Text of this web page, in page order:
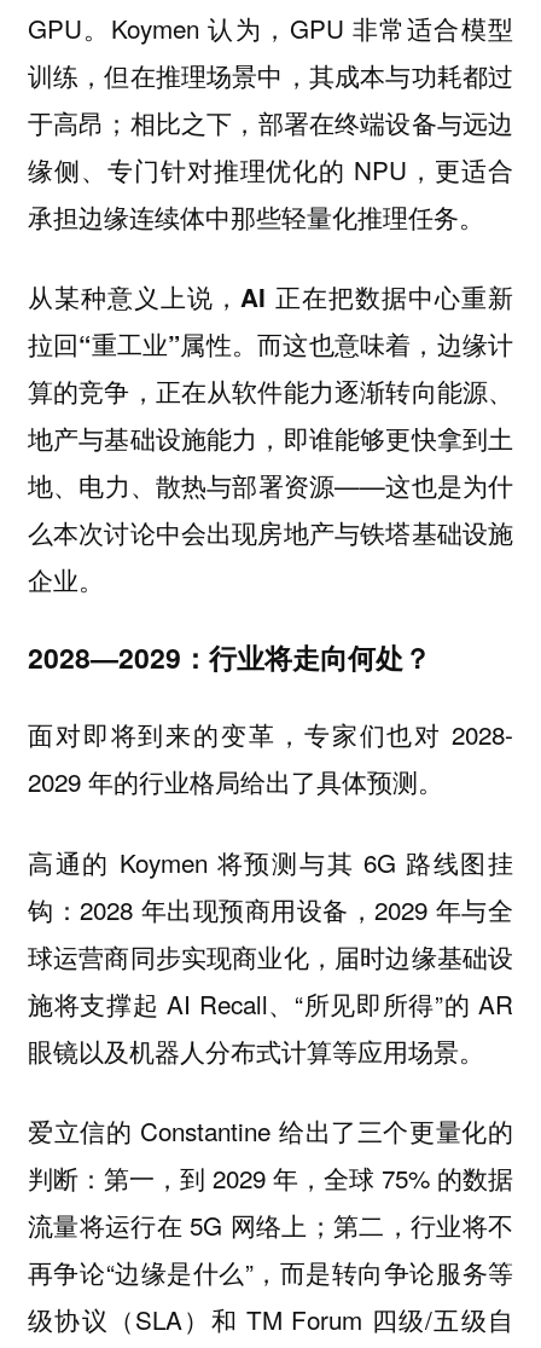
GPU。Koymen 认为，GPU 非常适合模型
训练，但在推理场景中，其成本与功耗都过
于高昂；相比之下，部署在终端设备与远边
缘侧、专门针对推理优化的 NPU，更适合
承担边缘连续体中那些轻量化推理任务。
从某种意义上说，AI 正在把数据中心重新
拉回“重工业”属性。而这也意味着，边缘计
算的竞争，正在从软件能力逐渐转向能源、
地产与基础设施能力，即谁能够更快拿到土
地、电力、散热与部署资源——这也是为什
么本次讨论中会出现房地产与铁塔基础设施
企业。
2028—2029：行业将走向何处？
面对即将到来的变革，专家们也对 2028-
2029 年的行业格局给出了具体预测。
高通的 Koymen 将预测与其 6G 路线图挂
钩：2028 年出现预商用设备，2029 年与全
球运营商同步实现商业化，届时边缘基础设
施将支撑起 AI Recall、“所见即所得”的 AR
眼镜以及机器人分布式计算等应用场景。
爱立信的 Constantine 给出了三个更量化的
判断：第一，到 2029 年，全球 75% 的数据
流量将运行在 5G 网络上；第二，行业将不
再争论“边缘是什么”，而是转向争论服务等
级协议（SLA）和 TM Forum 四级/五级自